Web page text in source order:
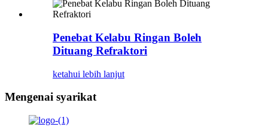
Penebat Kelabu Ringan Boleh
Dituang Refraktori
ketahui lebih lanjut
Mengenai syarikat